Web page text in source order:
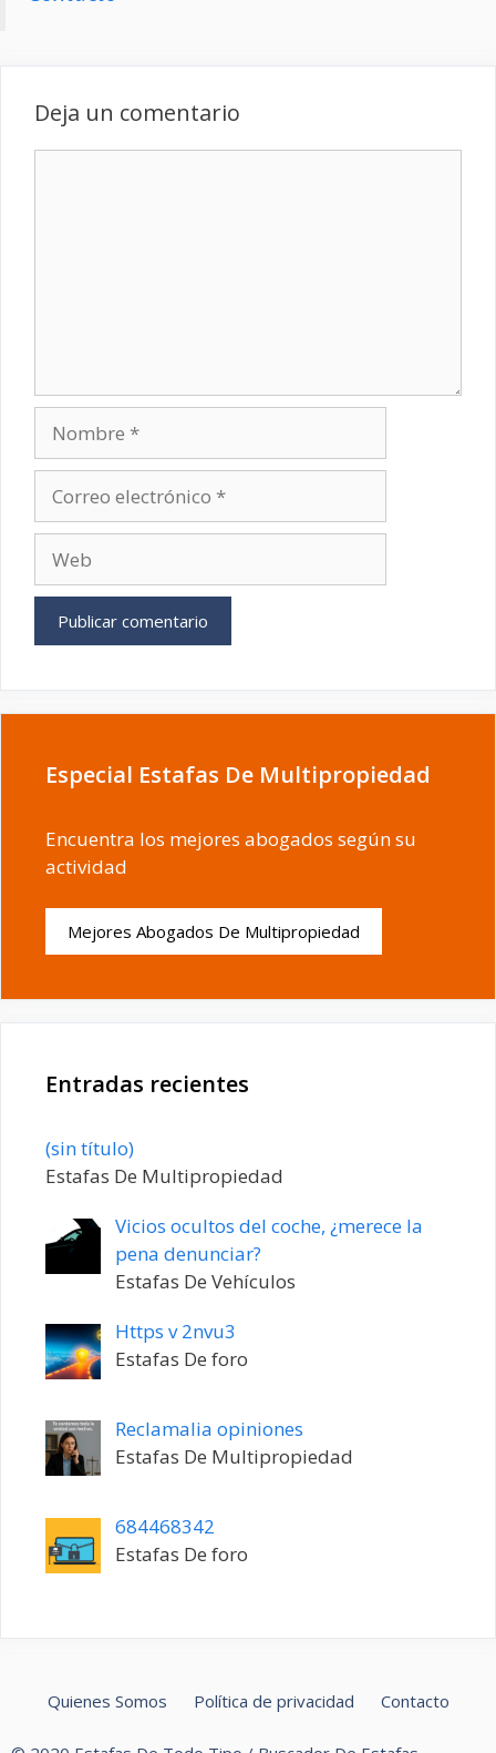
Deja un comentario
electrónico
Especial Estafas De Multipropiedad
Encuentra los mejores abogados según su
actividad
Mejores Abogados De Multipropiedad
Entradas recientes
(sin título)Entrada
20198
Estafas De Multipropiedad
Vicios ocultos del coche, ¿merece la
pena denunciar?
Estafas De Vehículos
Https v 2nvu3
Estafas De foro
Reclamalia opiniones
Estafas De Multipropiedad
684468342
Estafas De foro
Quienes Somos Política de privacidad Contacto